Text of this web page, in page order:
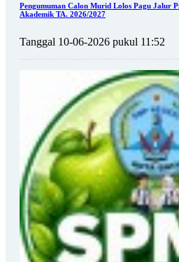
Pengumuman Calon Murid Lolos Pagu Jalur
Akademik TA. 2026/2027
Tanggal 10-06-2026 pukul 11:52